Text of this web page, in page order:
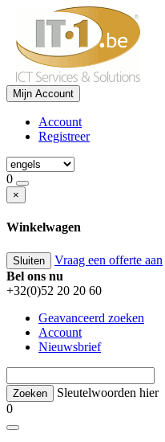
Mijn Account
Account
Registreer
0
×
Winkelwagen
Sluiten Vraag een offerte aan
Bel ons nu
+32(0)52 20 20 60
Geavanceerd zoeken
Account
Nieuwsbrief
Sleutelwoorden hier
0